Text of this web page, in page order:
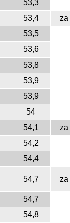
53,3
53,4
za
53,5
53,6
53,8
53,9
53,9
54
54,1
za
54,2
54,4
54,7 za
54,7
54,8